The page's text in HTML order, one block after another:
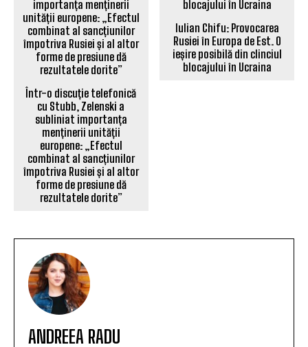
Într-o discuție telefonică
cu Stubb, Zelenski a
subliniat importanța
menținerii unității
europene: „Efectul
combinat al sancțiunilor
împotriva Rusiei și al altor
forme de presiune dă
rezultatele dorite”
Iulian Chifu: Provocarea
Rusiei în Europa de Est. O
ieșire posibilă din clinciul
blocajului în Ucraina
ANDREEA RADU